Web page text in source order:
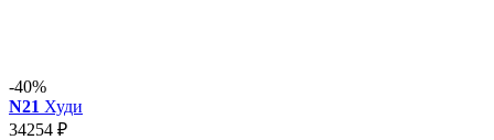
-40%
N21 Худи
34254 ₽